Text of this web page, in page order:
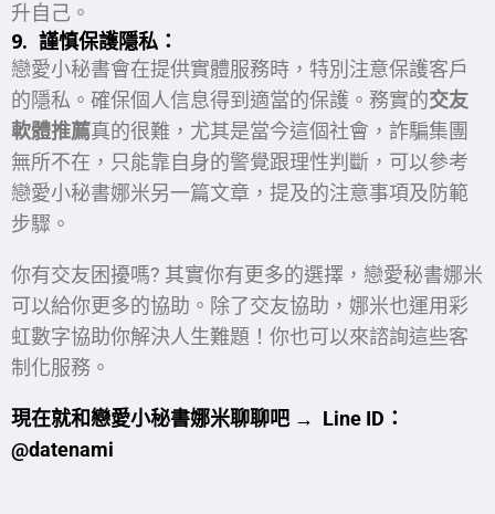
升自己。
9. 謹慎保護隱私：
戀愛小秘書會在提供實體服務時，特別注意保護客戶
的隱私。確保個人信息得到適當的保護。務實的交友
軟體推薦真的很難，尤其是當今這個社會，詐騙集團
無所不在，只能靠自身的警覺跟理性判斷，可以參考
戀愛小秘書娜米另一篇文章，提及的注意事項及防範
步驟。
你有交友困擾嗎? 其實你有更多的選擇，戀愛秘書娜米
可以給你更多的協助。除了交友協助，娜米也運用彩
虹數字協助你解決人生難題！你也可以來諮詢這些客
制化服務。
現在就和戀愛小秘書娜米聊聊吧 → Line ID ：
@datenami